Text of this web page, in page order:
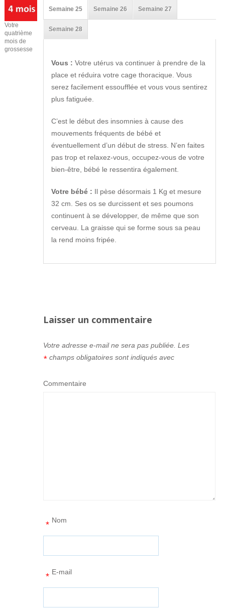
Semaine 25 Semaine 26 Semaine 27
Semaine 28
Vous : Votre utérus va continuer à prendre de la
place et réduira votre cage thoracique. Vous
serez facilement essoufflée et vous vous sentirez
plus fatiguée.
C’est le début des insomnies à cause des
mouvements fréquents de bébé et
éventuellement d’un début de stress. N’en faites
pas trop et relaxez-vous, occupez-vous de votre
bien-être, bébé le ressentira également.
Votre bébé : Il pèse désormais 1 Kg et mesure
32 cm. Ses os se durcissent et ses poumons
continuent à se développer, de même que son
cerveau. La graisse qui se forme sous sa peau
la rend moins fripée.
Laisser un commentaire
Votre adresse e-mail ne sera pas publiée. Les
champs obligatoires sont indiqués avec
*
Commentaire
Nom
*
E-mail
*
Votre
quatrième
mois de
grossesse